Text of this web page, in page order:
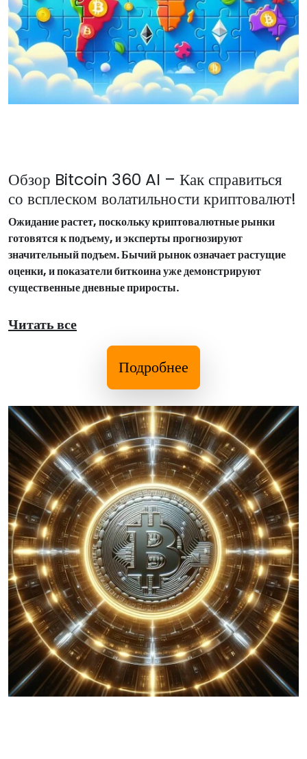
Обзор Bitcoin 360 AI – Как справиться
со всплеском волатильности криптовалют!
Ожидание растет, поскольку криптовалютные рынки
готовятся к подъему, и эксперты прогнозируют
значительный подъем. Бычий рынок означает растущие
оценки, и показатели биткоина уже демонстрируют
существенные дневные приросты.
Читать все
Подробнее